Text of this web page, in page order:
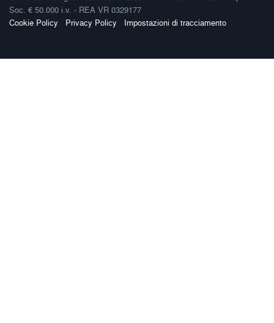
Soc. € 50.000 i.v. - REA VR 0329177
Cookie Policy
Privacy Policy Impostazioni di tracciamento